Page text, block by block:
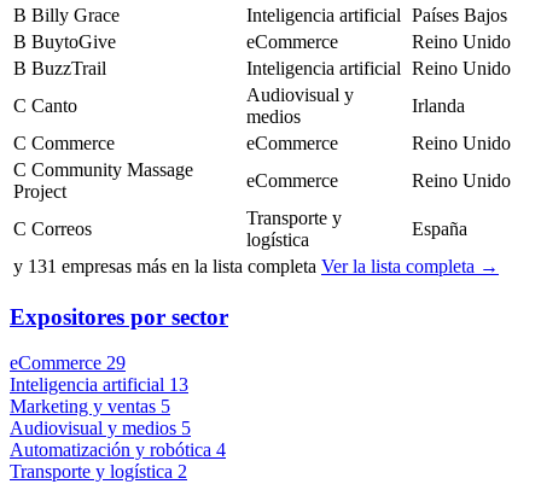
B Billy Grace Inteligencia artificial Países Bajos
B BuytoGive eCommerce
Reino Unido
B BuzzTrail Inteligencia artificial Reino Unido
C Canto
Audiovisual y
medios
Irlanda
C Commerce eCommerce
Reino Unido
C Community Massage
Project
eCommerce Reino Unido
C Correos
Transporte y
logística
España
y 131 empresas más en la lista completa Ver la lista completa →
Expositores por sector
eCommerce 29
Inteligencia artificial 13
Marketing y ventas 5
Audiovisual y medios 5
Automatización y robótica 4
Transporte y logística 2